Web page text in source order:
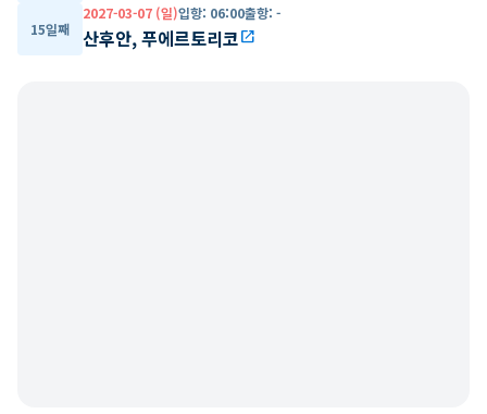
15일째
2027-03-07 (일)입항: 06:00출항: -
산후안, 푸에르토리코open_in_new